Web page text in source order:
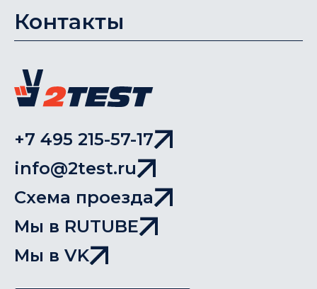
Контакты
+7 495 215-57-17
info@2test.ru
Схема проезда
Мы в RUTUBE
Мы в VK